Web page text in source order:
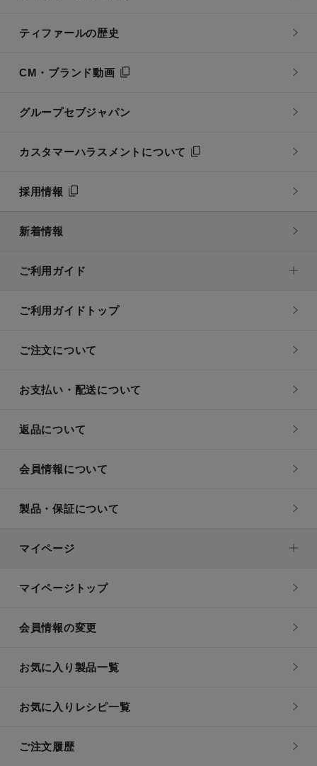
ティファールの歴史
CM・ブランド動画
グループセブジャパン
カスタマーハラスメントについて
採用情報
新着情報
ご利用ガイド
ご利用ガイドトップ
ご注文について
お支払い・配送について
返品について
会員情報について
製品・保証について
マイページ
マイページトップ
会員情報の変更
お気に入り製品一覧
お気に入りレシピ一覧
ご注文履歴